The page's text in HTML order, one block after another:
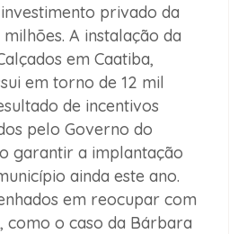
privado da
A instalação da
em Caatiba,
em torno de 12 mil
de incentivos
pelo Governo do
garantir a implantação
ainda este ano.
em reocupar com
como o caso da Bárbara